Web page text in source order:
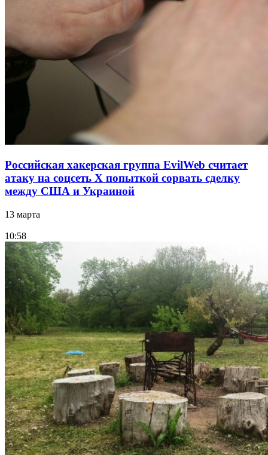
Российская хакерская группа EvilWeb считает
атаку на соцсеть Х попыткой сорвать сделку
между США и Украиной
13 марта
10:58